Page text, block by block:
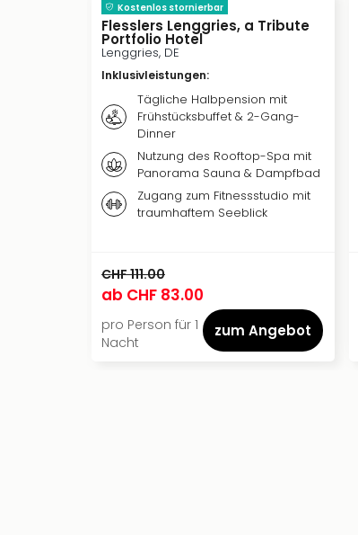
Kostenlos stornierbar
Flesslers Lenggries, a Tribute
Portfolio Hotel
Lenggries, DE
Inklusivleistungen:
Tägliche Halbpension mit
Frühstücksbuffet & 2-Gang-
Dinner
Nutzung des Rooftop-Spa mit
Panorama Sauna & Dampfbad
Zugang zum Fitnessstudio mit
traumhaftem Seeblick
CHF 111.00
ab CHF 83.00
pro Person für 1
Nacht
zum Angebot